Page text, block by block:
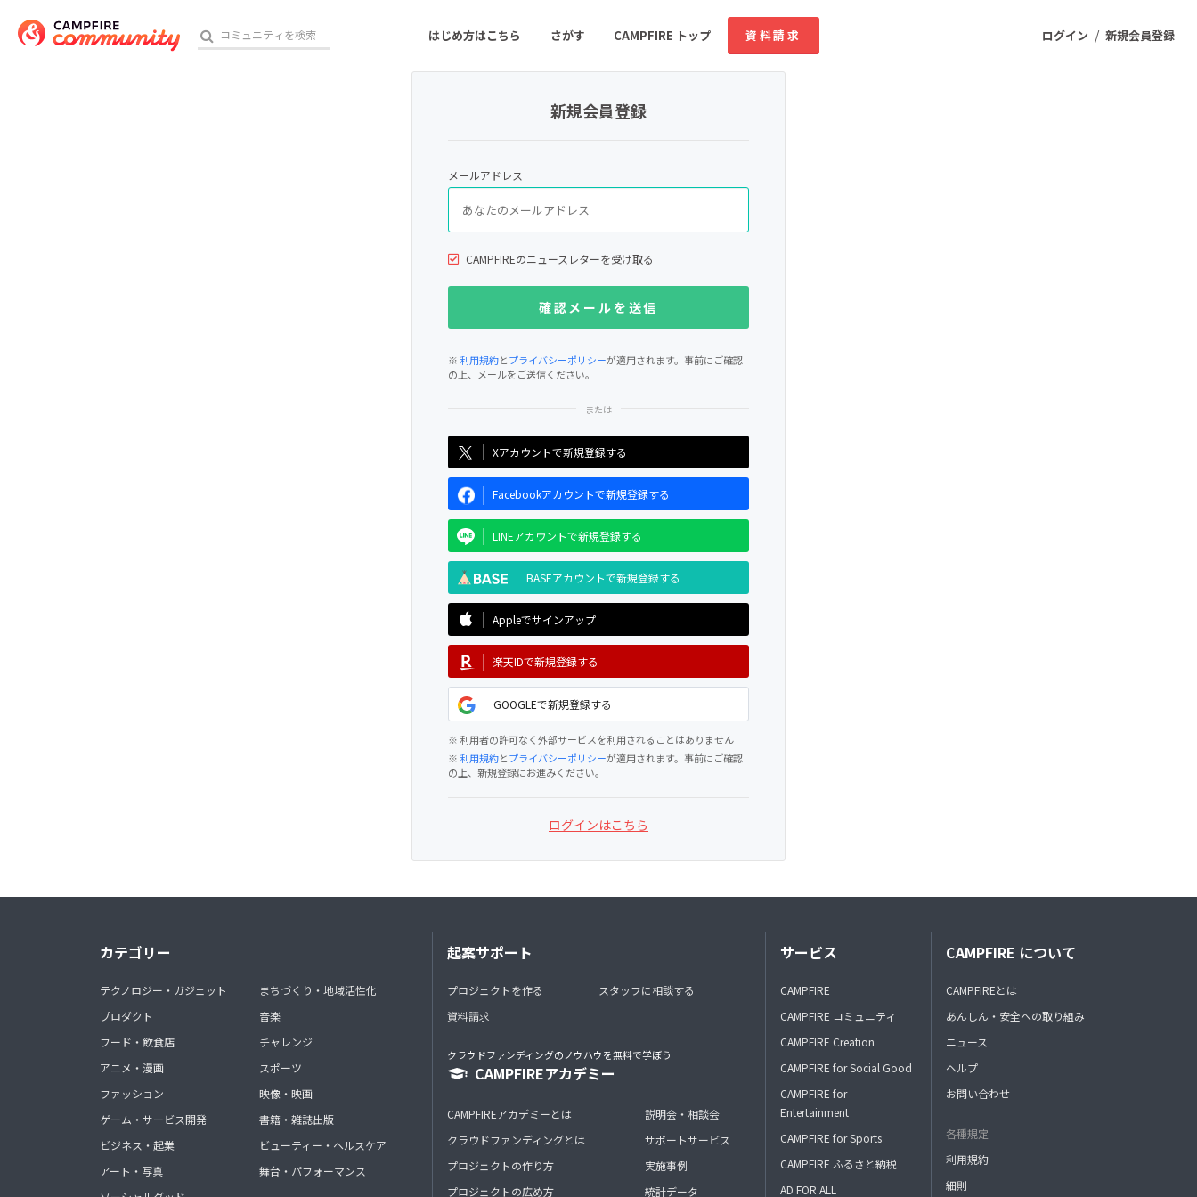
ログイン / 新規会員登録
はじめ方はこちら さがす CAMPFIRE トップ 資料請求
ゲーム・サービス開発
書籍・雑誌出版 アニメ・漫画
ソーシャルグッド ビューティー・ヘルスケア
新規会員登録
メールアドレス
CAMPFIREのニュースレターを受け取る
※利用規約とプライバシーポリシーが適用されます。事前にご確認
の上、メールをご送信ください。
Xアカウントで新規登録する
Facebookアカウントで新規登録する
LINEアカウントで新規登録する
BASEアカウントで新規登録する
Appleでサインアップ
楽天IDで新規登録する
GOOGLEで新規登録する
※ 利用者の許可なく外部サービスを利用されることはありません
※利用規約とプライバシーポリシーが適用されます。事前にご確認
の上、新規登録にお進みください。
ログインはこちら
カテゴリー
テクノロジー・ガジェット
プロダクト
フード・飲食店
アニメ・漫画
ファッション
ゲーム・サービス開発
ビジネス・起業
アート・写真
まちづくり・地域活性化
音楽
チャレンジ
スポーツ
映像・映画
書籍・雑誌出版
ビューティー・ヘルスケア
舞台・パフォーマンス
起案サポート
プロジェクトを作る
資料請求
スタッフに相談する
クラウドファンディングのノウハウを無料で学ぼう
CAMPFIREアカデミー
CAMPFIREアカデミーとは
クラウドファンディングとは
プロジェクトの作り方
プロジェクトの広め方
説明会・相談会
サポートサービス
実施事例
統計データ
サービス
CAMPFIRE
CAMPFIRE コミュニティ
CAMPFIRE Creation
CAMPFIRE for Social Good
CAMPFIRE for
Entertainment
CAMPFIRE for Sports
CAMPFIRE ふるさと納税
AD FOR ALL
CAMPFIRE について
CAMPFIREとは
あんしん・安全への取り組み
ニュース
ヘルプ
お問い合わせ
各種規定
利用規約
細則